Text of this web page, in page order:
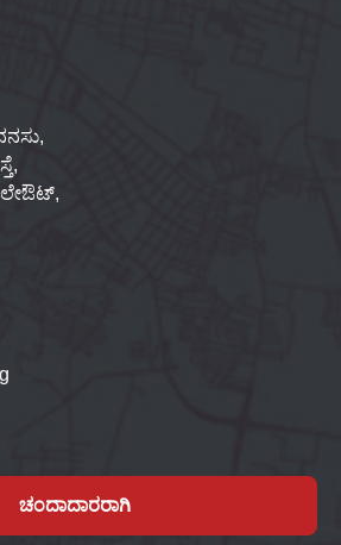
ಚಂದಾದಾರರಾಗಿ